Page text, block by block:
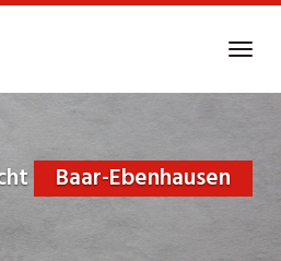
Baar-Ebenhausen